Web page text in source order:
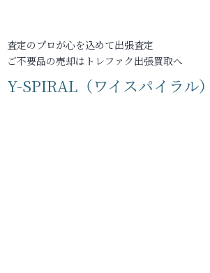
査定のプロが心を込めて出張査定
ご不要品の売却はトレファク出張買取へ
Y-SPIRAL（ワイスパイラル）